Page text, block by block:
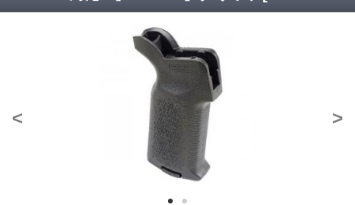
< >